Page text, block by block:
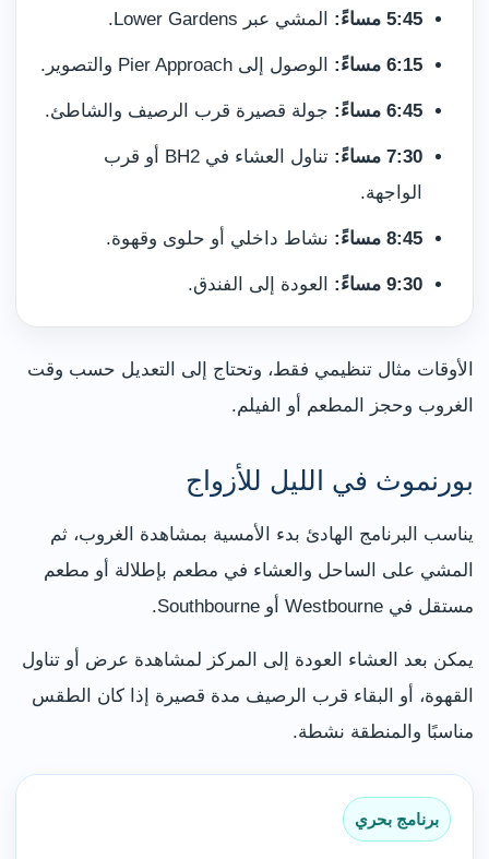
5:45 مساءً: المشي عبر Lower Gardens.
6:15 مساءً: الوصول إلى Pier Approach والتصوير.
6:45 مساءً: جولة قصيرة قرب الرصيف والشاطئ.
7:30 مساءً:
تناول العشاء في BH2 أو قرب
الواجهة.
8:45 مساءً: نشاط داخلي أو حلوى وقهوة.
9:30 مساءً: العودة إلى الفندق.
الأوقات مثال تنظيمي فقط، وتحتاج إلى التعديل حسب وقت
الغروب وحجز المطعم أو الفيلم.
بورنموث في الليل للأزواج
يناسب البرنامج الهادئ بدء الأمسية بمشاهدة الغروب، ثم
المشي على الساحل والعشاء في مطعم بإطلالة أو مطعم
مستقل في Westbourne أو Southbourne.
يمكن بعد العشاء العودة إلى المركز لمشاهدة عرض أو تناول
القهوة، أو البقاء قرب الرصيف مدة قصيرة إذا كان الطقس
مناسبًا والمنطقة نشطة.
برنامج بحري